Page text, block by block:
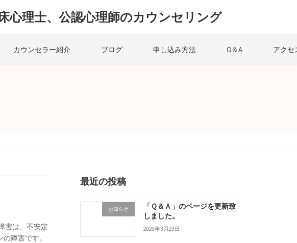
心理士、公認心理師のカウンセリング
カウンセラー紹介 ブログ 申し込み方法 Q＆A アクセ
害は、不安定
障害です。
最近の投稿
お知らせ
「Ｑ＆Ａ」のページを更新致
しました。
2026年3月23日